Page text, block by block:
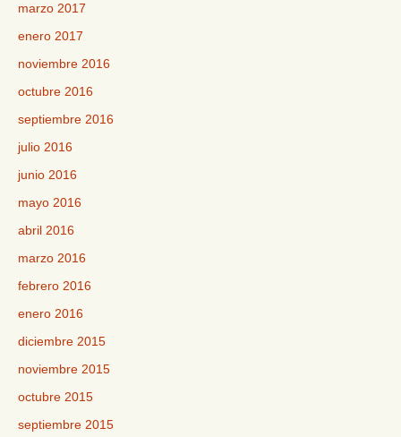
marzo 2017
enero 2017
noviembre 2016
octubre 2016
septiembre 2016
julio 2016
junio 2016
mayo 2016
abril 2016
marzo 2016
febrero 2016
enero 2016
diciembre 2015
noviembre 2015
octubre 2015
septiembre 2015